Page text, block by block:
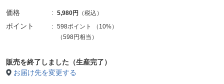
価格 5,980円 （税込）
ポイント 598ポイント （ 10%）
（598円相当）
販売を終了しました（生産完了）
お届け先を変更する